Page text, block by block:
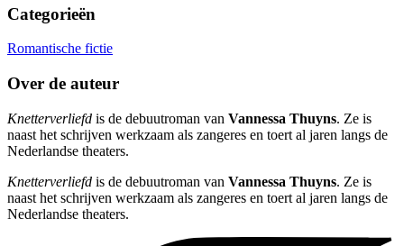
Categorieën
Romantische fictie
Over de auteur
Knetterverliefd is de debuutroman van Vannessa Thuyns. Ze is
naast het schrijven werkzaam als zangeres en toert al jaren langs de
Nederlandse theaters.
Knetterverliefd is de debuutroman van Vannessa Thuyns. Ze is
naast het schrijven werkzaam als zangeres en toert al jaren langs de
Nederlandse theaters.